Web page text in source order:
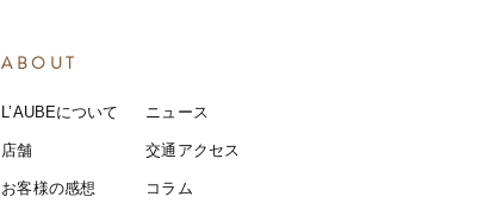
ABOUT
L’AUBEについて
店舗
お客様の感想
​ニュース
​交通アクセス
コラム